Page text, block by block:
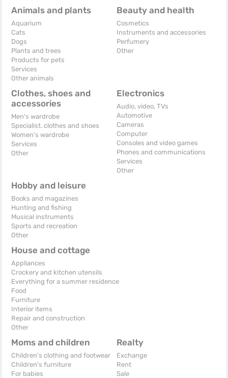
Animals and plants
Aquarium
Cats
Dogs
Plants and trees
Products for pets
Services
Other animals
Beauty and health
Cosmetics
Instruments and accessories
Perfumery
Other
Clothes, shoes and
accessories
Men's wardrobe
Specialist. clothes and shoes
Women's wardrobe
Services
Other
Electronics
Audio, video, TVs
Automotive
Cameras
Computer
Consoles and video games
Phones and communications
Services
Other
Hobby and leisure
Books and magazines
Hunting and fishing
Musical instruments
Sports and recreation
Other
House and cottage
Appliances
Crockery and kitchen utensils
Everything for a summer residence
Food
Furniture
Interior items
Repair and construction
Other
Moms and children
Children's clothing and footwear
Children's furniture
For babies
Realty
Exchange
Rent
Sale